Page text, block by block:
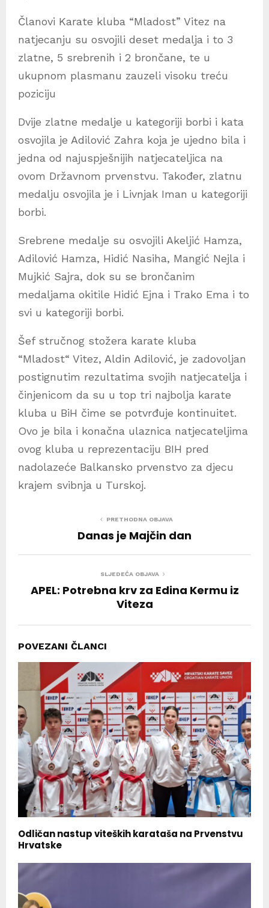
Članovi Karate kluba “Mladost” Vitez na
natjecanju su osvojili deset medalja i to 3
zlatne, 5 srebrenih i 2 brončane, te u
ukupnom plasmanu zauzeli visoku treću
poziciju
Dvije zlatne medalje u kategoriji borbi i kata
osvojila je Adilović Zahra koja je ujedno bila i
jedna od najuspješnijih natjecateljica na
ovom Državnom prvenstvu. Također, zlatnu
medalju osvojila je i Livnjak Iman u kategoriji
borbi.
Srebrene medalje su osvojili Akeljić Hamza,
Adilović Hamza, Hidić Nasiha, Mangić Nejla i
Mujkić Sajra, dok su se brončanim
medaljama okitile Hidić Ejna i Trako Ema i to
svi u kategoriji borbi.
Šef stručnog stožera karate kluba
“Mladost“ Vitez, Aldin Adilović, je zadovoljan
postignutim rezultatima svojih natjecatelja i
činjenicom da su u top tri najbolja karate
kluba u BiH čime se potvrđuje kontinuitet.
Ovo je bila i konačna ulaznica natjecateljima
ovog kluba u reprezentaciju BIH pred
nadolazeće Balkansko prvenstvo za djecu
krajem svibnja u Turskoj.
PRETHODNA OBJAVA
Danas je Majčin dan
SLJEDEĆA OBJAVA
APEL: Potrebna krv za Edina Kermu iz
Viteza
POVEZANI ČLANCI
Odličan nastup viteških karataša na Prvenstvu
Hrvatske